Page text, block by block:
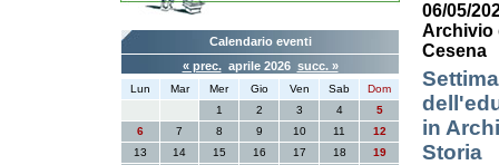
06/05/
Archivio
Cesena
in
Storia
Calendario eventi
« prec.aprile 2026 succ. »
Lun Mar Mer Gio Ven Sab
Dom
1
2 3 4
5
6
7 8 9 10 11
12
13
14 15 16 17 18
19